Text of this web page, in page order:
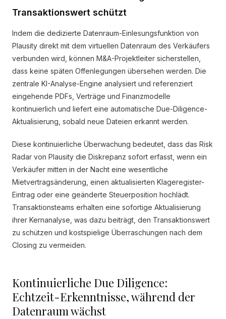
Transaktionswert schützt
Indem die dedizierte Datenraum-Einlesungsfunktion von
Plausity direkt mit dem virtuellen Datenraum des Verkäufers
verbunden wird, können M&A-Projektleiter sicherstellen,
dass keine späten Offenlegungen übersehen werden. Die
zentrale KI-Analyse-Engine analysiert und referenziert
eingehende PDFs, Verträge und Finanzmodelle
kontinuierlich und liefert eine automatische Due-Diligence-
Aktualisierung, sobald neue Dateien erkannt werden.
Diese kontinuierliche Überwachung bedeutet, dass das Risk
Radar von Plausity die Diskrepanz sofort erfasst, wenn ein
Verkäufer mitten in der Nacht eine wesentliche
Mietvertragsänderung, einen aktualisierten Klageregister-
Eintrag oder eine geänderte Steuerposition hochlädt.
Transaktionsteams erhalten eine sofortige Aktualisierung
ihrer Kernanalyse, was dazu beiträgt, den Transaktionswert
zu schützen und kostspielige Überraschungen nach dem
Closing zu vermeiden.
Kontinuierliche Due Diligence:
Echtzeit-Erkenntnisse, während der
Datenraum wächst